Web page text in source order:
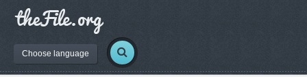
Choose language